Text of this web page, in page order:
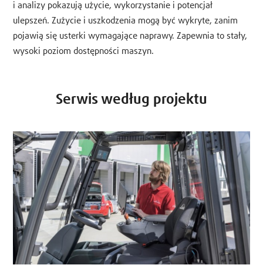
i analizy pokazują użycie, wykorzystanie i potencjał
ulepszeń. Zużycie i uszkodzenia mogą być wykryte, zanim
pojawią się usterki wymagające naprawy. Zapewnia to stały,
wysoki poziom dostępności maszyn.
Serwis według projektu